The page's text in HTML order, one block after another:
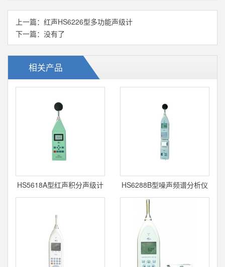
上一篇： 红声HS6226型多功能声级计
下一篇：没有了
相关产品
HS5618A型红声积分声级计 HS6288B型噪声频谱分析仪